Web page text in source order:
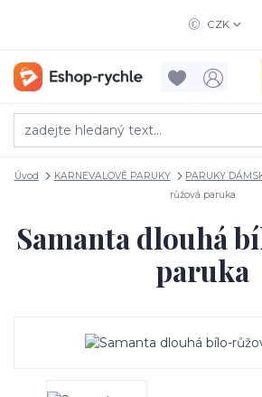
CZK
Úvod KARNEVALOVÉ PARUKY PARUKY
růžová paruka
Samanta dlouhá
paruka